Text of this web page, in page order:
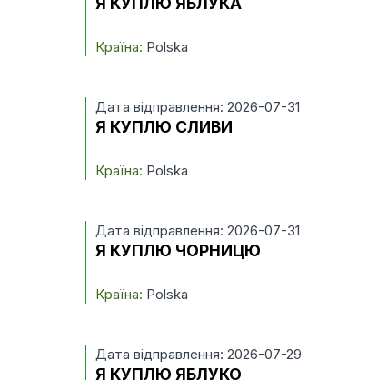
Країна: Polska
Дата відправлення: 2026-07-31
Я КУПЛЮ СЛИВИ
Країна: Polska
Дата відправлення: 2026-07-31
Я КУПЛЮ ЧОРНИЦЮ
Країна: Polska
Дата відправлення: 2026-07-29
Я КУПЛЮ ЯБЛУКО